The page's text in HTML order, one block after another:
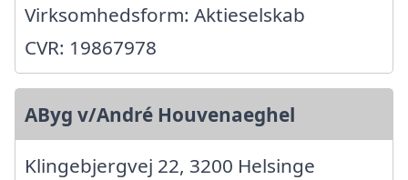
Virksomhedsform: Aktieselskab
CVR: 19867978
AByg v/André Houvenaeghel
Klingebjergvej 22, 3200 Helsinge